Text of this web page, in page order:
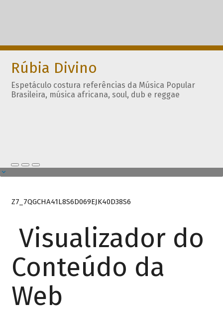
Rúbia Divino
Espetáculo costura referências da Música Popular
Brasileira, música africana, soul, dub e reggae
Z7_7QGCHA41L8S6D069EJK40D38S6
Visualizador do
Conteúdo da
Web